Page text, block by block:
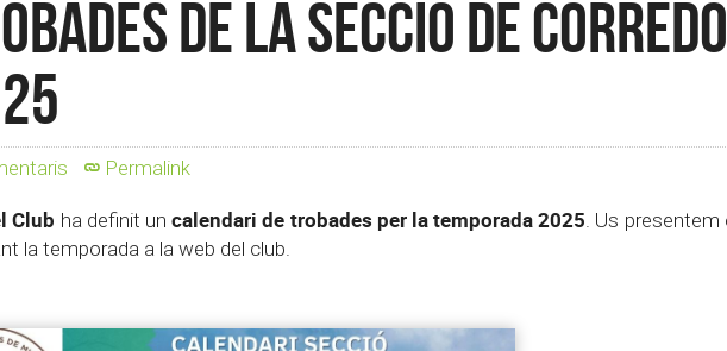
de la Secció de
Permalink
Club ha definit un calendari de trobades per la temporada 2025. Us presentem
la temporada a la web del club.